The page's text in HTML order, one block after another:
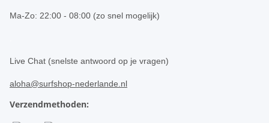
Ma-Zo: 22:00 - 08:00 (zo snel mogelijk)
Live Chat (snelste antwoord op je vragen)
aloha@surfshop-nederlande.nl
Verzendmethoden: